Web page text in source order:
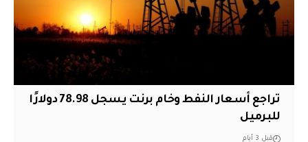
تراجع أسعار النفط وخام برنت يسجل 78.98 دولارًا
للبرميل
قبل 3 أيام